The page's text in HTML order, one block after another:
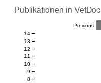
Publikationen in VetDoc
8
9
10
11
12
13
14
Previous